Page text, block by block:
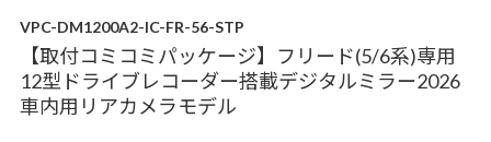
VPC-DM1200A2-IC-FR-56-STP
【取付コミコミパッケージ】フリード(5/6系)専用
12型ドライブレコーダー搭載デジタルミラー2026
車内用リアカメラモデル